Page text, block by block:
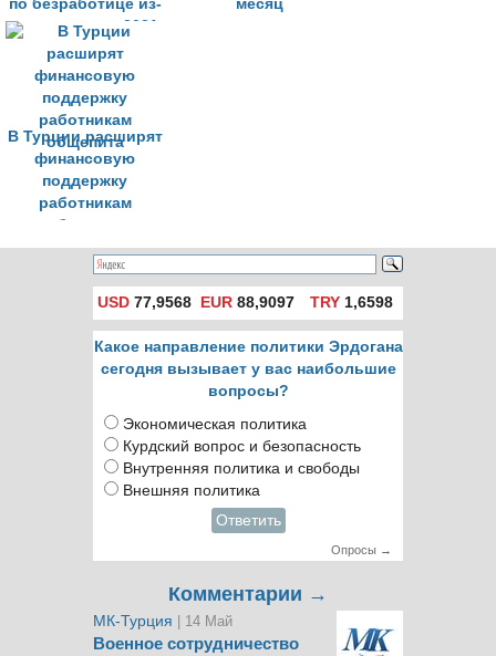
по безработице из-
за пандемии в 2021-
м
месяц
В Турции расширят
финансовую
поддержку
работникам
общепита
USD 77,9568 EUR 88,9097 TRY1,6598
Какое направление политики Эрдогана
сегодня вызывает у вас наибольшие
вопросы?
Экономическая политика
Курдский вопрос и безопасность
Внутренняя политика и свободы
Внешняя политика
Ответить
Опросы →
Комментарии →
МК-Турция | 14 Май
Военное сотрудничество